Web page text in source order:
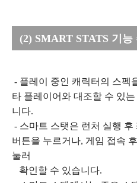
(2) SMART STATS 기능
- 플레이 중인 캐릭터의 스펙
타 플레이어와 대조할 수 있
니다.
- 스마트 스탯은 런처 실행
버튼을 누르거나, 게임 접속
눌러
확인할 수 있습니다.